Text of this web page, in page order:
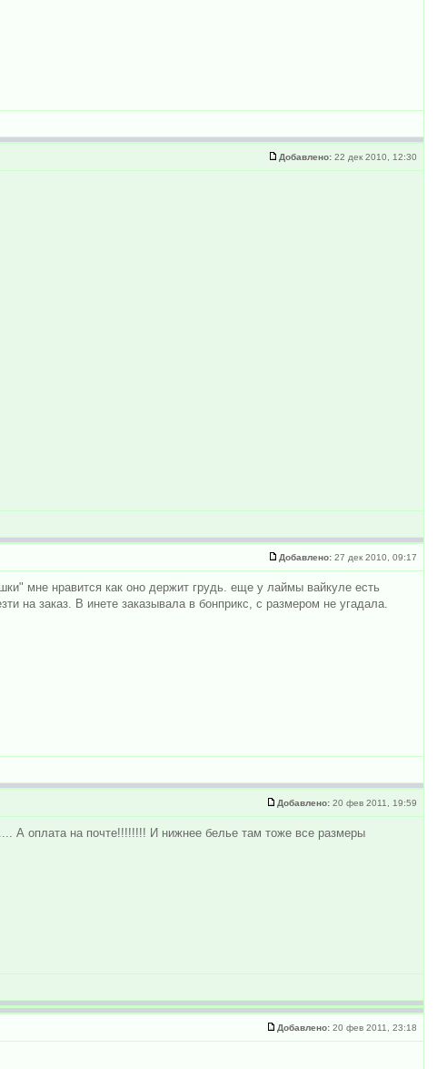
Добавлено: 22 дек 2010, 12:30
Добавлено: 27 дек 2010, 09:17
мне нравится как оно держит грудь. еще у лаймы вайкуле есть
на заказ. В инете заказывала в бонприкс, с размером не угадала.
Добавлено: 20 фев 2011, 19:59
А оплата на почте!!!!!!!! И нижнее белье там тоже все размеры
Добавлено: 20 фев 2011, 23:18